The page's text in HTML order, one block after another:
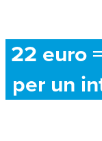
22 euro
per un